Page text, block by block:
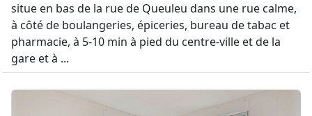
situe en bas de la rue de Queuleu dans une rue calme,
à côté de boulangeries, épiceries, bureau de tabac et
pharmacie, à 5-10 min à pied du centre-ville et de la
gare et à ...